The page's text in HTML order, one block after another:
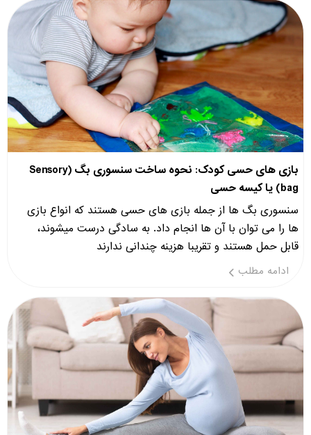
بازی های حسی کودک: نحوه ساخت سنسوری بگ (Sensory
bag) یا کیسه حسی
سنسوری بگ ها از جمله بازی های حسی هستند که انواع بازی
ها را می توان با آن ها انجام داد. به سادگی درست میشوند،
قابل حمل هستند و تقریبا هزینه چندانی ندارند
ادامه مطلب